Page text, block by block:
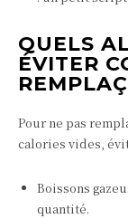
QUELS
ÉVITER
Pour ne pas
calories vides,
Boissons
quantité.